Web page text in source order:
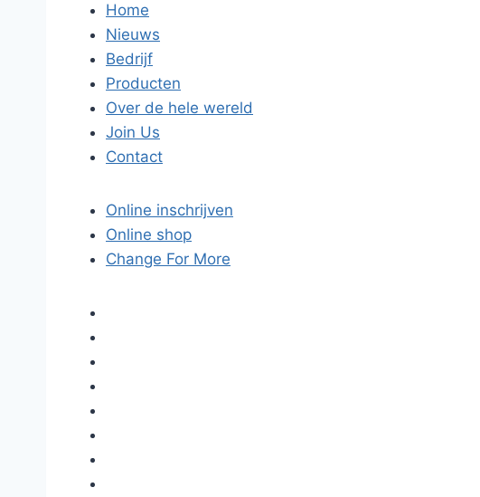
Home
Nieuws
Bedrijf
Producten
Over de hele wereld
Join Us
Contact
Online inschrijven
Online shop
Change For More